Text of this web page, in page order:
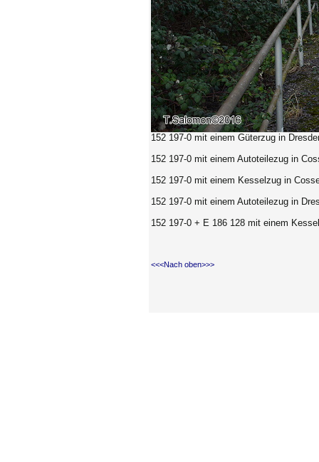
152 197-0 mit einem Güterzug in
152 197-0 mit einem Autoteilezug in
152 197-0 mit einem Kesselzug in
152 197-0 mit einem Autoteilezug in
152 197-0 + E 186 128 mit einem
<<<Nach oben>>>